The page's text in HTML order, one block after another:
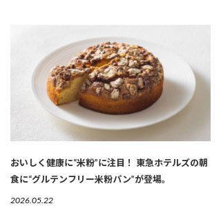
おいしく健康に“米粉”に注目！ 東急ホテルズの朝
食に“グルテンフリー米粉パン”が登場。
2026.05.22